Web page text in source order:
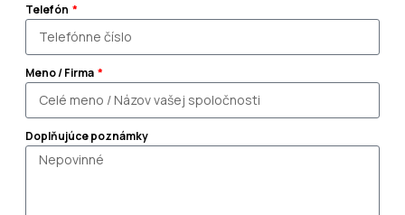
Telefón
Meno / Firma
Doplňujúce poznámky